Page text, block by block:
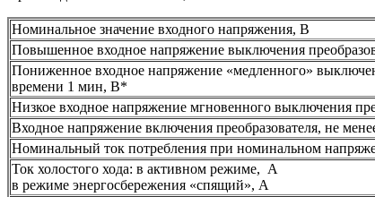
Номинальное значение входного напряжения, В
Повышенное входное напряжение выключения
Пониженное входное напряжение «медленного»
времени 1 мин, В*
Низкое входное напряжение мгновенного выключения
Входное напряжение включения преобразователя, не
Номинальный ток потребления при номинальном
Ток холостого хода: в активном режиме, А
в режиме энергосбережения «спящий», А